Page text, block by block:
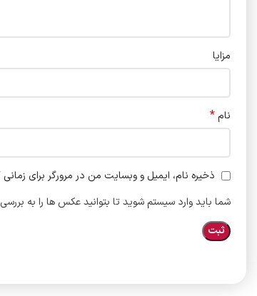
مزایا
نام*
ذخیره نام، ایمیل و وبسایت من در مرورگر برای
شما باید وارد سیستم شوید تا بتوانید عکس ها را به